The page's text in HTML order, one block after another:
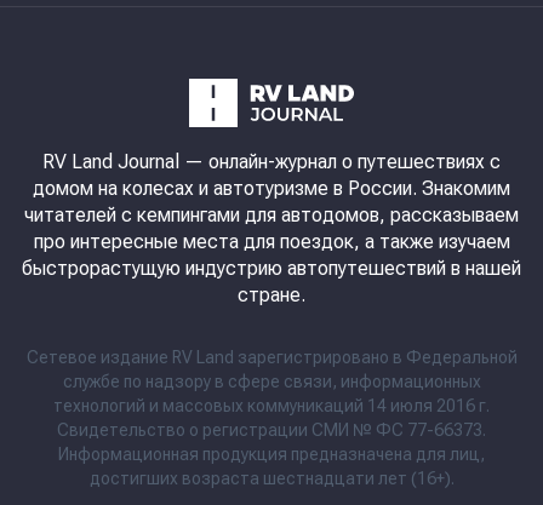
RV Land Journal — онлайн-журнал о путешествиях с
домом на колесах и автотуризме в России. Знакомим
читателей с кемпингами для автодомов, рассказываем
про интересные места для поездок, а также изучаем
быстрорастущую индустрию автопутешествий в нашей
стране.
Сетевое издание RV Land зарегистрировано в Федеральной
службе по надзору в сфере связи, информационных
технологий и массовых коммуникаций 14 июля 2016 г.
Свидетельство о регистрации СМИ № ФС 77-66373.
Информационная продукция предназначена для лиц,
достигших возраста шестнадцати лет (16+).